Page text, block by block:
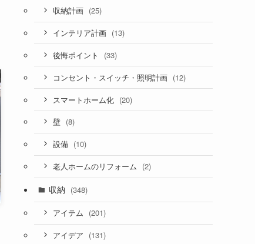
収納計画 (25)
インテリア計画 (13)
後悔ポイント (33)
コンセント・スイッチ・照明計画 (12)
スマートホーム化 (20)
壁 (8)
設備 (10)
老人ホームのリフォーム (2)
収納 (348)
アイテム (201)
アイデア (131)